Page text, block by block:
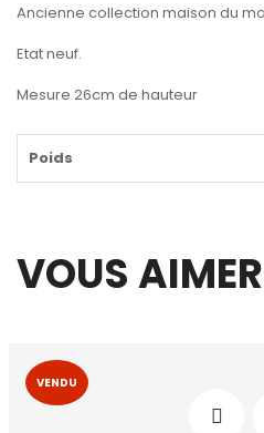
Ancienne collection maison du
Etat neuf.
Mesure 26cm de hauteur
Poids
VOUS
VENDU